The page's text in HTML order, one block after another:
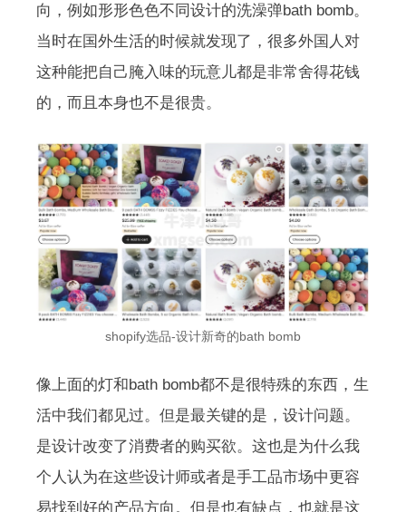
向，例如形形色色不同设计的洗澡弹bath bomb。
当时在国外生活的时候就发现了，很多外国人对
这种能把自己腌入味的玩意儿都是非常舍得花钱
的，而且本身也不是很贵。
shopify选品-设计新奇的bath bomb
像上面的灯和bath bomb都不是很特殊的东西，生
活中我们都见过。但是最关键的是，设计问题。
是设计改变了消费者的购买欲。这也是为什么我
个人认为在这些设计师或者是手工品市场中更容
易找到好的产品方向。但是也有缺点，也就是这